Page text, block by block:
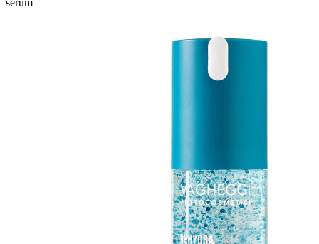
serum